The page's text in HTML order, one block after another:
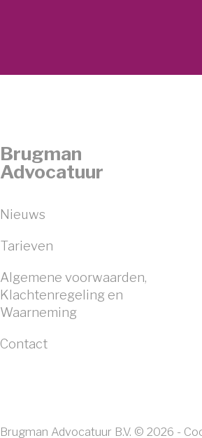
Brugman
Advocatuur
Nieuws
Tarieven
Algemene voorwaarden,
Klachtenregeling en
Waarneming
Contact
Brugman Advocatuur B.V. © 2026 -